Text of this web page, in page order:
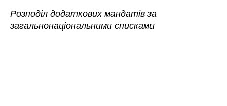
Розподіл додаткових мандатів за
загальнонаціональними списками